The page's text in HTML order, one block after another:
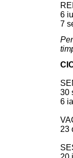
6
7
30
6
23